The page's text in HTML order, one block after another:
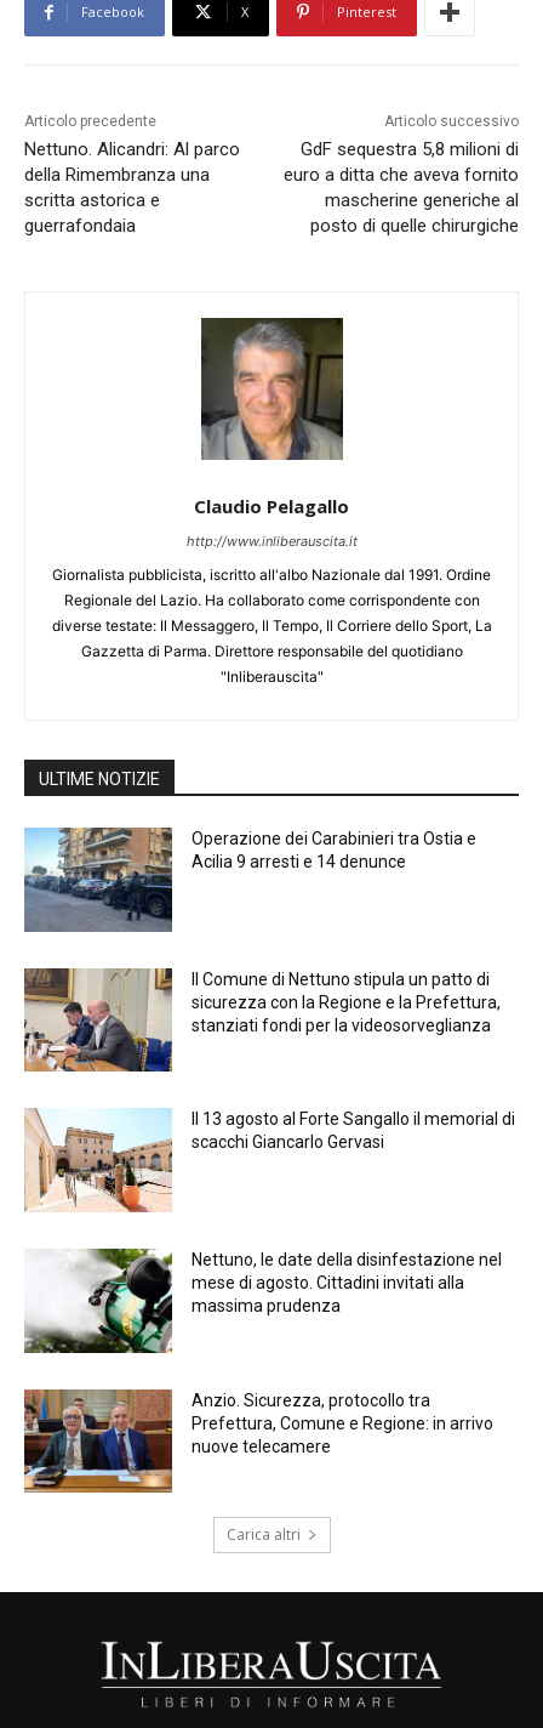
Facebook X Pinterest
Articolo precedente
Nettuno. Alicandri: Al parco
della Rimembranza una
scritta astorica e
guerrafondaia
Articolo successivo
GdF sequestra 5,8 milioni di
euro a ditta che aveva fornito
mascherine generiche al
posto di quelle chirurgiche
Claudio Pelagallo
http://www.inliberauscita.it
Giornalista pubblicista, iscritto all'albo Nazionale dal 1991. Ordine
Regionale del Lazio. Ha collaborato come corrispondente con
diverse testate: Il Messaggero, Il Tempo, Il Corriere dello Sport, La
Gazzetta di Parma. Direttore responsabile del quotidiano
"Inliberauscita"
ULTIME NOTIZIE
Operazione dei Carabinieri tra Ostia e
Acilia 9 arresti e 14 denunce
Il Comune di Nettuno stipula un patto di
sicurezza con la Regione e la Prefettura,
stanziati fondi per la videosorveglianza
Il 13 agosto al Forte Sangallo il memorial di
scacchi Giancarlo Gervasi
Nettuno, le date della disinfestazione nel
mese di agosto. Cittadini invitati alla
massima prudenza
Anzio. Sicurezza, protocollo tra
Prefettura, Comune e Regione: in arrivo
nuove telecamere
Carica altri